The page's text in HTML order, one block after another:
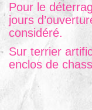
Pour le
jours
considéré.
Sur terrier
enclos de